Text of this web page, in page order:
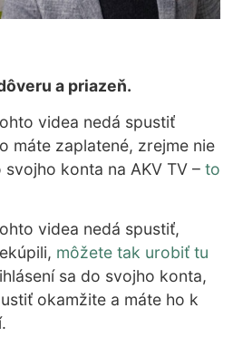
a priazeň.
videa nedá spustiť
máte zaplatené, zrejme nie
konta na AKV TV – to
videa nedá spustiť,
môžete tak urobiť tu
sa do svojho konta,
okamžite a máte ho k